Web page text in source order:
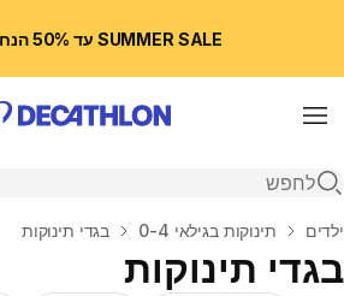
SUMMER SALE עד 50% הנחה 🛍️
Menu
פתיחת חיפוש
בית
ילדים תינוקות בגילאי 0-4 בגדי תינוקות
בגדי תינוקות